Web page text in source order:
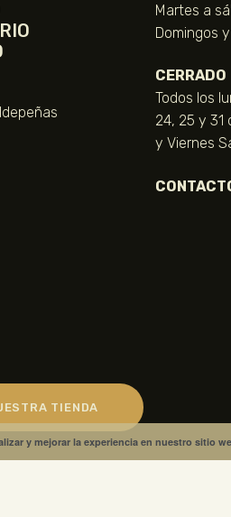
Martes a
Domingos
CERRADO
Todos los
24, 25 y 31
y Viernes
TIENDA
y mejorar la experiencia en nuestro sitio